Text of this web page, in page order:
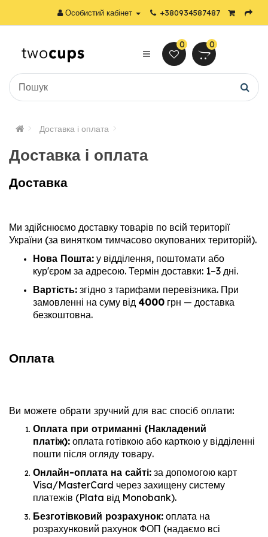
Особистий кабінет +380934587487
0 0
Доставка і оплата
Доставка і оплата
Доставка
Ми здійснюємо доставку товарів по всій території
України (за винятком тимчасово окупованих територій).
Нова Пошта: у відділення, поштомати або
кур'єром за адресою. Термін доставки: 1–3 дні.
Вартість: згідно з тарифами перевізника. При
замовленні на суму від 4000 грн — доставка
безкоштовна.
Оплата
Ви можете обрати зручний для вас спосіб оплати:
Оплата при отриманні (Накладений
платіж): оплата готівкою або карткою у відділенні
пошти після огляду товару.
Онлайн-оплата на сайті: за допомогою карт
Visa/MasterCard через захищену систему
платежів (Plata від Monobank).
Безготівковий розрахунок: оплата на
розрахунковий рахунок ФОП (надаємо всі